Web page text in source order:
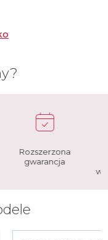
Rozszerzona
gwarancja